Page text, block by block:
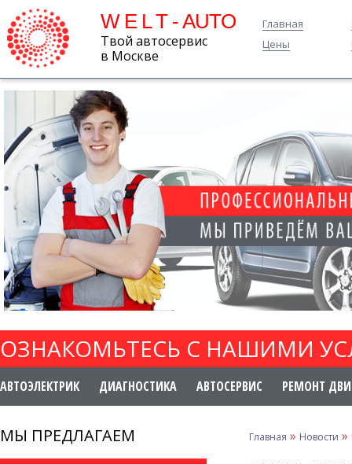
W E L T - AUTO
Твой автосервис
в Москве
Главная
Цены
ОЗНАКОМЬТЕСЬ С НАШИМИ
АВТОЭЛЕКТРИК ДИАГНОСТИКА АВТОСЕРВИС РЕМОНТ
МЫ ПРЕДЛАГАЕМ Главная » Новости »